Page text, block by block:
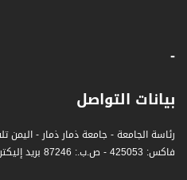
-
بيانات التواصل
فاكس: 425053 - ص.ب.: 87246 بريد إليكتروني: info@tu.edu.ye